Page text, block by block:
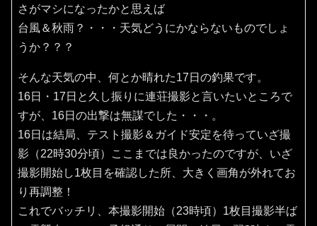
さがマシになったかと思えば
台風＆秋雨？・・・天気どうにかならないものでしょ
うか？？？
そんな天気の中、何とか晴れた17日の釣果です。
16日・17日と久し振りに連荘撮影と言いたいところで
すが、16日の出撃は無謀でした・・・。
16日は結局、テスト撮影＆ガイド安定を待っていざ撮
影（22時30分頃）ここまでは良かったのですが、いざ
撮影開始し1枚目を確認した所、大きく画角が外れてお
り再調整！
これでバッチリ、本撮影開始（23時頃）1枚目撮影半ば